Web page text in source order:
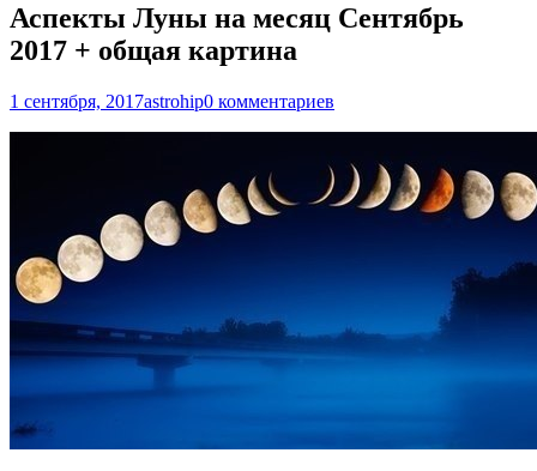
Аспекты Луны на месяц Сентябрь
2017 + общая картина
1 сентября, 2017astrohip0 комментариев